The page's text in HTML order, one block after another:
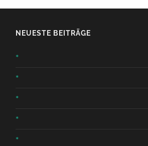
NEUESTE BEITRÄGE
*
*
*
*
*